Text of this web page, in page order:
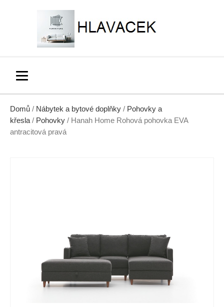
Domů / Nábytek a bytové doplňky / Pohovky a
křesla / Pohovky / Hanah Home Rohová pohovka EVA
antracitová pravá